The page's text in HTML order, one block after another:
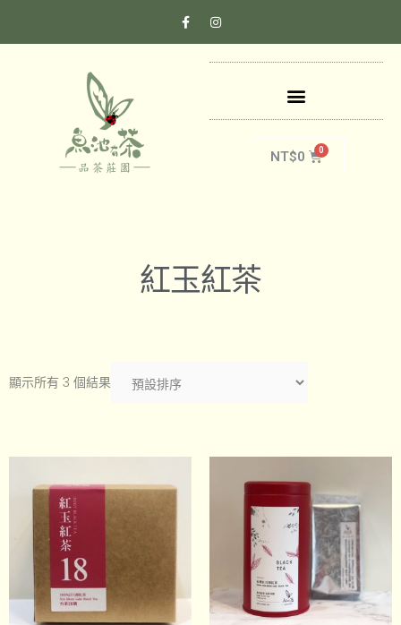
NT$0
紅玉紅茶
顯示所有 3 個結果